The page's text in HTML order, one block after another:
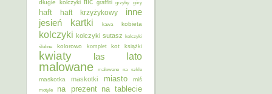
długie kolczyki
graffiti grzyby góry
haft haft krzyżykowy inne
jesień kartki kawa kobieta
kolczyki kolczyki sutasz kolczyki
ślubne
kolorowo komplet kot książki
kwiaty las lato
malowane malowane na szkle
maskotka maskotki miasto miś
motyle na prezent na tablecie